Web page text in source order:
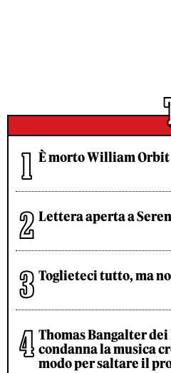
È morto William Orbit
Lettera aperta a
Toglieteci tutto, ma
Thomas Bangalter
condanna la musica
modo per saltare il